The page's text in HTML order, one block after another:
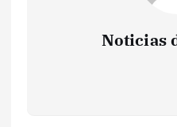
Noticias